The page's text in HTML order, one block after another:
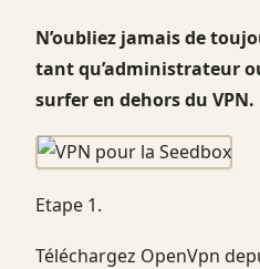
N’oubliez jamais de
tant qu’administrateur
surfer en dehors du VPN.
Etape 1.
Téléchargez OpenVpn